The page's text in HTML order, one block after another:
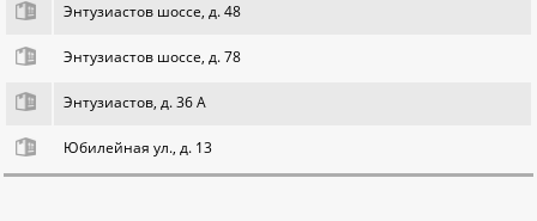
Энтузиастов шоссе, д. 48
Энтузиастов шоссе, д. 78
Энтузиастов, д. 36 А
Юбилейная ул., д. 13